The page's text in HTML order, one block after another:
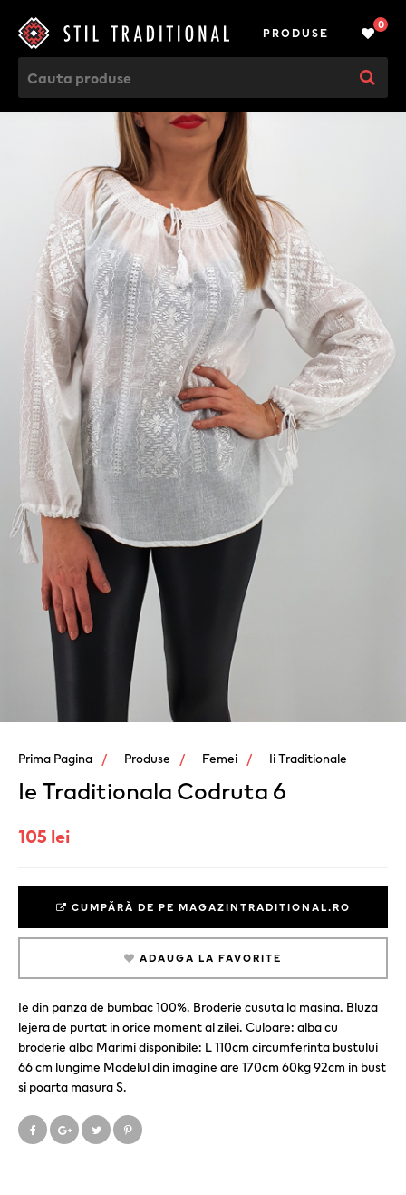
PRODUSE
0
Prima Pagina Produse Femei Ii Traditionale
Ie Traditionala Codruta 6
105 lei
CUMPĂRĂ DE PE MAGAZINTRADITIONAL.RO
ADAUGA LA FAVORITE
Ie din panza de bumbac 100%. Broderie cusuta la masina. Bluza
lejera de purtat in orice moment al zilei. Culoare: alba cu
broderie alba Marimi disponibile: L 110cm circumferinta bustului
66 cm lungime Modelul din imagine are 170cm 60kg 92cm in bust
si poarta masura S.